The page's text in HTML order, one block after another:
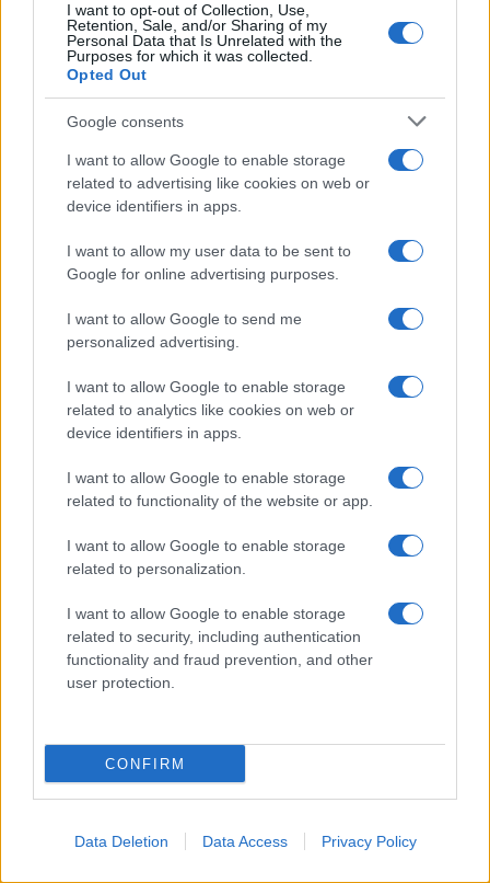
I want to opt-out of Collection, Use,
Retention, Sale, and/or Sharing of my
Personal Data that Is Unrelated with the
Purposes for which it was collected.
Opted Out
Google consents
I want to allow Google to enable storage
related to advertising like cookies on web or
device identifiers in apps.
I want to allow my user data to be sent to
Google for online advertising purposes.
I want to allow Google to send me
personalized advertising.
I want to allow Google to enable storage
related to analytics like cookies on web or
device identifiers in apps.
I want to allow Google to enable storage
related to functionality of the website or app.
I want to allow Google to enable storage
related to personalization.
I want to allow Google to enable storage
related to security, including authentication
functionality and fraud prevention, and other
user protection.
CONFIRM
Data Deletion Data Access Privacy Policy
RISTORANTI
poco